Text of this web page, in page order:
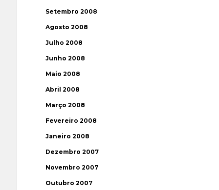
Setembro 2008
Agosto 2008
Julho 2008
Junho 2008
Maio 2008
Abril 2008
Março 2008
Fevereiro 2008
Janeiro 2008
Dezembro 2007
Novembro 2007
Outubro 2007